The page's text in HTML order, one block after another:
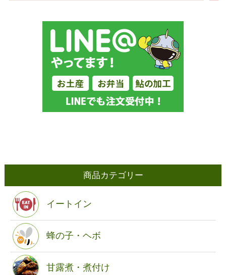
商品カテゴリー
イートイン
蜂の子・ヘボ
甘露煮・煮付け